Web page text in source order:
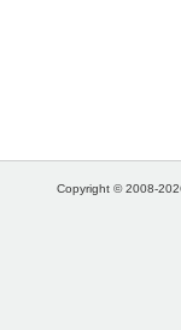
Copyright © 2008-